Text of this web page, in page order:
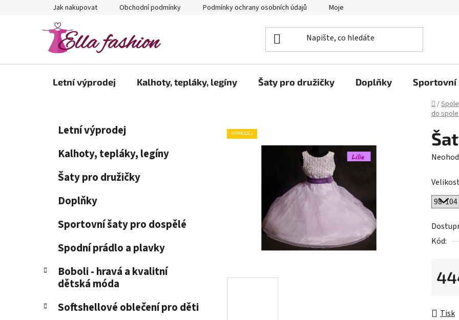
Jak nakupovat Obchodní podmínky Podmínky ochrany osobních údajů Moje objednávka
Letní výprodej Kalhoty, tepláky, legíny Šaty pro družičky Doplňky Sportovní
Domů
/
do
n
Přeskočit
kategorie
Letní výprodej
Kalhoty, tepláky, legíny
Šaty pro družičky
Doplňky
Sportovní šaty pro dospělé
Spodní prádlo a plavky
Boboli - hravá a kvalitní
dětská móda
Softshellové oblečení pro děti
je
0,0
z
5
Kód:
Tisk
VÝPRODEJ